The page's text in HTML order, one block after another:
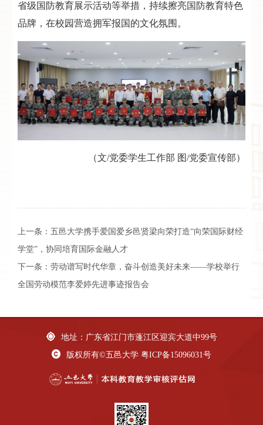
省级国防教育展示活动等举措，持续擦亮国防教育特色
品牌，在校园营造拥军报国的文化氛围。
（文/党委学生工作部 图/党委宣传部）
上一条： 五邑大学携手爱国爱乡邑贤梁向荣打造“向荣国际财经
学堂”，协同培育国际金融人才
下一条： 劳动谱写时代华章，奋斗创造美好未来——学校举行
全国劳动模范李爱婷先进事迹报告会
地址：广东省江门市蓬江区迎宾大道中99号
版权所有©五邑大学 粤ICP备15096031号